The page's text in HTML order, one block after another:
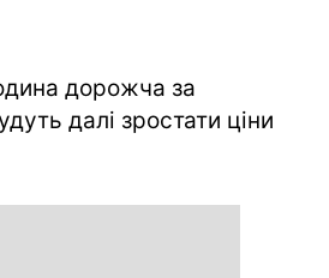
дорожча за
далі зростати ціни